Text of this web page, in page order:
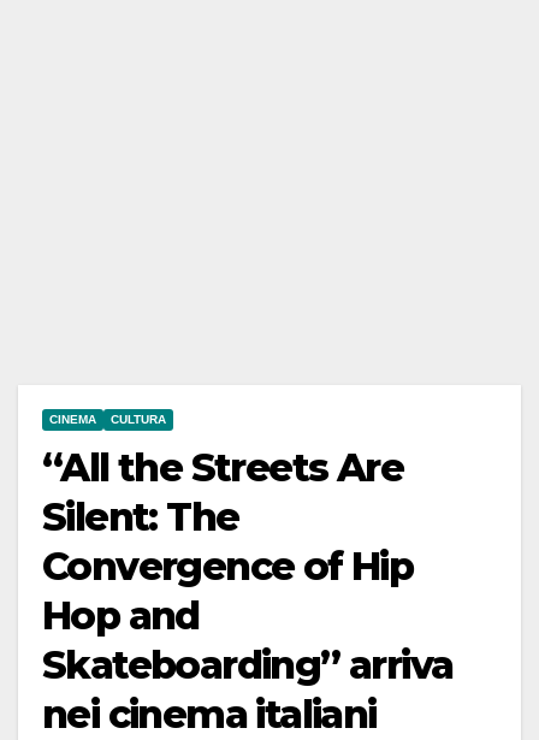
CINEMA CULTURA
“All the Streets Are
Silent: The
Convergence of Hip
Hop and
Skateboarding” arriva
nei cinema italiani